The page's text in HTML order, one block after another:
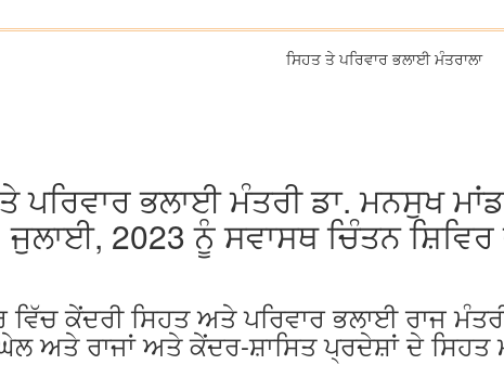
ਸਿਹਤ ਤੇ ਪਰਿਵਾਰ ਭਲਾਈ ਮੰਤਰਾਲਾ
ਪਰਿਵਾਰ ਭਲਾਈ ਮੰਤਰੀ ਡਾ. ਮਨਸੁਖ
ਜੁਲਾਈ, 2023 ਨੂੰ ਸਵਾਸਥ ਚਿੰਤਨ
ਵਿੱਚ ਕੇਂਦਰੀ ਸਿਹਤ ਅਤੇ ਪਰਿਵਾਰ ਭਲਾਈ ਰਾਜ
ਅਤੇ ਰਾਜਾਂ ਅਤੇ ਕੇਂਦਰ-ਸ਼ਾਸਿਤ ਪ੍ਰਦੇਸ਼ਾਂ ਦੇ